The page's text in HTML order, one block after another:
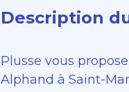
Description
Plusse vous
Alphand à Saint-